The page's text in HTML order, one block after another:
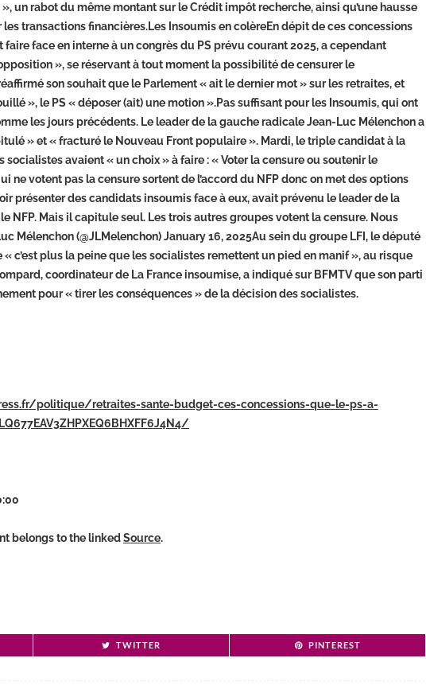
un rabot du même montant sur le Crédit impôt recherche, ainsi qu’une hausse
transactions financières.Les Insoumis en colèreEn dépit de ces concessions
face en interne à un congrès du PS prévu courant 2025, a cependant
», se réservant à tout moment la possibilité de censurer le
son souhait que le Parlement « ait le dernier mot » sur les retraites, et
», le PS « déposer (ait) une motion ».Pas suffisant pour les Insoumis, qui ont
les jours précédents. Le leader de la gauche radicale Jean-Luc Mélenchon a
» et « fracturé le Nouveau Front populaire ». Mardi, le triple candidat à la
avaient « un choix » à faire : « Voter la censure ou soutenir le
ne votent pas la censure sortent de l’accord du NFP donc on met des options
présenter des candidats insoumis face à eux, avait prévenu le leader de la
NFP. Mais il capitule seul. Les trois autres groupes votent la censure. Nous
Mélenchon (@JLMelenchon) January 16, 2025Au sein du groupe LFI, le député
c’est plus la peine que les socialistes remettent un pied en manif », au risque
coordinateur de La France insoumise, a indiqué sur BFMTV que son parti
pour « tirer les conséquences » de la décision des socialistes.
politique/retraites-sante-budget-ces-concessions-que-le-ps-a-
belongs to the linkedSource.
TWITTER PINTEREST